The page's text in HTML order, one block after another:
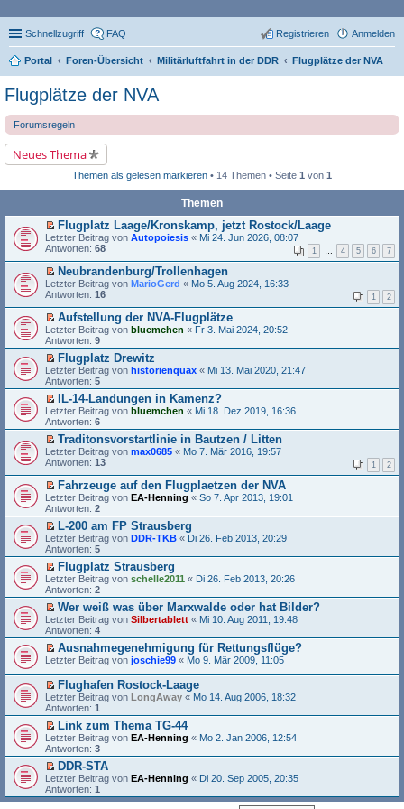
Schnellzugriff FAQ Anmelden
Registrieren
Portal Foren-Übersicht Militärluftfahrt in der DDR Flugplätze der NVA
Flugplätze der NVA
Forumsregeln
Neues Thema
Themen als gelesen markieren • 14 Themen • Seite 1 von 1
Themen
E
r
e
r
u
n
g
e
l
e
s
e
n
e
r
B
e
t
r
a
g
Flugplatz Laage/Kronskamp, jetzt Rostock/Laage
Letzter Beitrag von Autopoiesis « Mi 24. Jun 2026, 08:07
Antworten: 68 1 … 4 5 6 7
E
r
e
r
u
n
g
e
l
s
e
n
r
B
e
t
r
a
g
Neubrandenburg/Trollenhagen
Letzter Beitrag von MarioGerd « Mo 5. Aug 2024, 16:33
Antworten: 16 1 2
E
r
s
e
r
u
n
g
e
s
e
n
e
r
B
e
t
r
a
g
Aufstellung der NVA-Flugplätze
Letzter Beitrag von bluemchen « Fr 3. Mai 2024, 20:52
Antworten: 9
E
r
s
e
r
u
g
e
l
e
s
e
n
e
r
B
e
t
r
a
g
Flugplatz Drewitz
Letzter Beitrag von historienquax « Mi 13. Mai 2020, 21:47
Antworten: 5
E
r
s
e
r
u
n
g
e
l
e
s
e
n
e
r
B
e
t
r
a
g
IL-14-Landungen in Kamenz?
Letzter Beitrag von bluemchen « Mi 18. Dez 2019, 16:36
Antworten: 6
E
r
e
r
u
n
g
e
l
e
s
e
n
e
r
B
e
t
r
a
g
Traditonsvorstartlinie in Bautzen / Litten
Letzter Beitrag von max0685 « Mo 7. Mär 2016, 19:57
Antworten: 13 1 2
E
r
s
e
r
u
n
g
e
e
s
e
n
e
B
e
i
t
r
a
g
Fahrzeuge auf den Flugplaetzen der NVA
Letzter Beitrag von EA-Henning « So 7. Apr 2013, 19:01
Antworten: 2
E
r
s
e
r
u
n
g
e
e
s
e
n
e
r
B
e
i
t
r
a
g
L-200 am FP Strausberg
Letzter Beitrag von DDR-TKB « Di 26. Feb 2013, 20:29
Antworten: 5
E
r
s
e
r
u
n
g
e
e
s
e
n
e
r
B
e
i
t
r
Flugplatz Strausberg
Letzter Beitrag von schelle2011 « Di 26. Feb 2013, 20:26
Antworten: 2
E
r
s
e
u
n
g
e
e
s
e
n
e
r
B
Wer weiß was über Marxwalde oder hat Bilder?
Letzter Beitrag von Silbertablett « Mi 10. Aug 2011, 19:48
Antworten: 4
E
s
e
r
u
n
g
e
e
s
e
Ausnahmegenehmigung für Rettungsflüge?
Letzter Beitrag von joschie99 « Mo 9. Mär 2009, 11:05
E
r
s
e
r
u
n
g
e
l
Flughafen Rostock-Laage
Letzter Beitrag von LongAway « Mo 14. Aug 2006, 18:32
Antworten: 1
E
r
s
e
r
u
Link zum Thema TG-44
Letzter Beitrag von EA-Henning « Mo 2. Jan 2006, 12:54
Antworten: 3
E
r
s
DDR-STA
Letzter Beitrag von EA-Henning « Di 20. Sep 2005, 20:35
Antworten: 1